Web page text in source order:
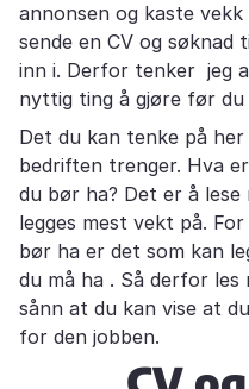
annonsen og kaste
sende en CV og søknad
inn i. Derfor tenker jeg
nyttig ting å gjøre før du
Det du kan tenke på
bedriften trenger. Hva
du bør ha? Det er å lese
legges mest vekt på.
bør ha er det som kan
du må ha . Så derfor les
sånn at du kan vise at
for den jobben.